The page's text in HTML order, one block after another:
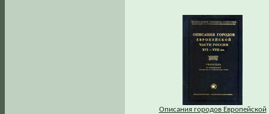
Описания городов Европейской